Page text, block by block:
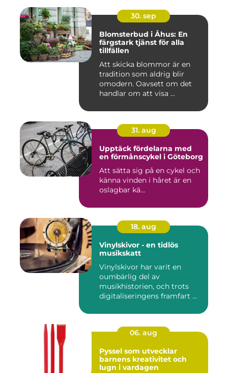
30. sep
Blomsterbud i Åhus: En
färgstark tjänst för alla
tillfällen
Att skicka blommor är en
tradition som aldrig blir
omodern. Oavsett om det
handlar om att visa ...
31. aug
Upptäck fördelarna med
en förmånscykel i Göteborg
Att sätta sig på en cykel och
känna vinden i håret är en
oslagbar kä...
18. aug
Vinylskivor - en tidlös
musikskatt
Vinylskivor har varit en
oumbärlig del av
musikhistorien, och trots
digitaliseringens framfart ...
06. aug
Pyssel som utvecklar
barnens kreativitet och
lugn i vardagen